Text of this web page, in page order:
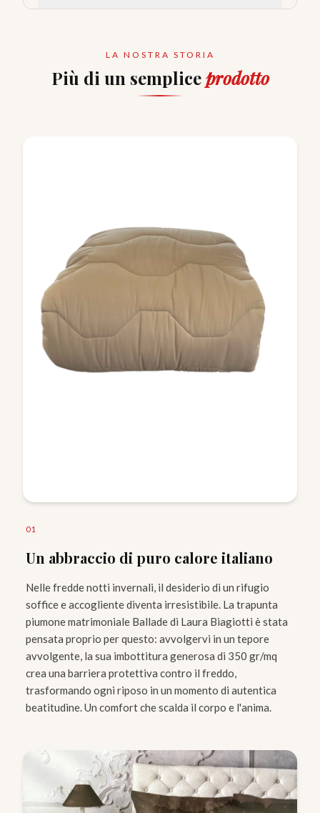
LA NOSTRA STORIA
Più di un sempliceprodotto
01
Un abbraccio di puro calore italiano
Nelle fredde notti invernali, il desiderio di un rifugio
soffice e accogliente diventa irresistibile. La trapunta
piumone matrimoniale Ballade di Laura Biagiotti è stata
pensata proprio per questo: avvolgervi in un tepore
avvolgente, la sua imbottitura generosa di 350 gr/mq
crea una barriera protettiva contro il freddo,
trasformando ogni riposo in un momento di autentica
beatitudine. Un comfort che scalda il corpo e l'anima.